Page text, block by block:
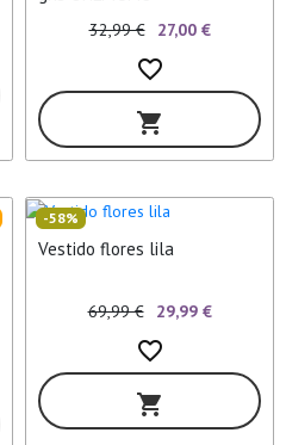
32,99 € 27,00 €
favorite_border
shopping_cart
Vestido flores lila
-58%
69,99 € 29,99 €
favorite_border
shopping_cart